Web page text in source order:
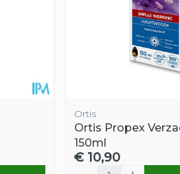
Ortis
Ortis Propex
150ml
€ 10,90
Aantal